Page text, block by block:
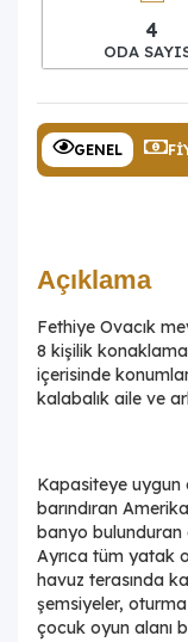
4
ODA
GENEL
Açıklama
Fethiye Ovacık
8 kişilik
içerisinde
kalabalık aile ve
Kapasiteye uygun
barındıran
banyo bulunduran
Ayrıca tüm yatak
havuz terasında
şemsiyeler,
çocuk oyun alanı